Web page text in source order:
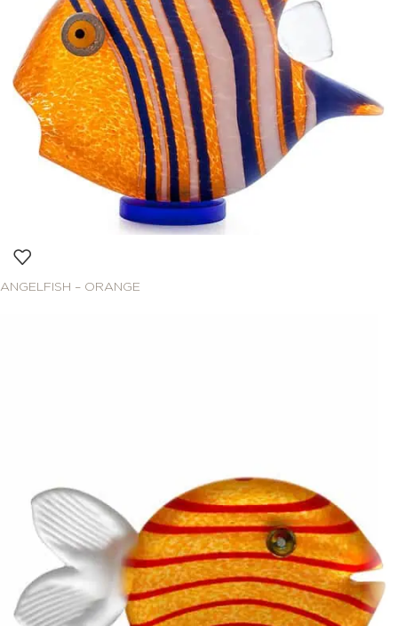
ANGELFISH – ORANGE